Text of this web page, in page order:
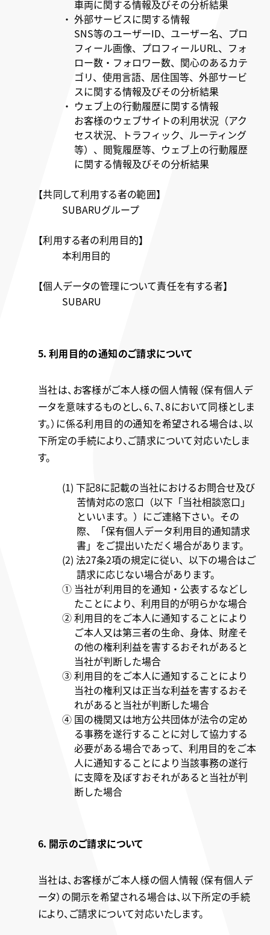
車両に関する情報及びその分析結果
・ 外部サービスに関する情報
SNS等のユーザーID、ユーザー名、プロ
フィール画像、プロフィールURL、フォ
ロー数・フォロワー数、関心のあるカテ
ゴリ、使用言語、居住国等、外部サービ
スに関する情報及びその分析結果
・ ウェブ上の行動履歴に関する情報
お客様のウェブサイトの利用状況（アク
セス状況、トラフィック、ルーティング
等）、閲覧履歴等、ウェブ上の行動履歴
に関する情報及びその分析結果
【共同して利用する者の範囲】
SUBARUグループ
【利用する者の利用目的】
本利用目的
【個人データの管理について責任を有する者】
SUBARU
5．利用目的の通知のご請求について
当社は、お客様がご本人様の個人情報（保有個人デ
ータを意味するものとし、6、7、8において同様としま
す。）に係る利用目的の通知を希望される場合は、以
下所定の手続により、ご請求について対応いたしま
す。
(1) 下記8に記載の当社におけるお問合せ及び
苦情対応の窓口（以下「当社相談窓口」
といいます。）にご連絡下さい。その
際、「保有個人データ利用目的通知請求
書」をご提出いただく場合があります。
(2) 法27条2項の規定に従い、以下の場合はご
請求に応じない場合があります。
① 当社が利用目的を通知・公表するなどし
たことにより、利用目的が明らかな場合
② 利用目的をご本人に通知することにより
ご本人又は第三者の生命、身体、財産そ
の他の権利利益を害するおそれがあると
当社が判断した場合
③ 利用目的をご本人に通知することにより
当社の権利又は正当な利益を害するおそ
れがあると当社が判断した場合
④ 国の機関又は地方公共団体が法令の定め
る事務を遂行することに対して協力する
必要がある場合であって、利用目的をご本
人に通知することにより当該事務の遂行
に支障を及ぼすおそれがあると当社が判
断した場合
6．開示のご請求について
当社は、お客様がご本人様の個人情報（保有個人デ
ータ）の開示を希望される場合は、以下所定の手続
により、ご請求について対応いたします。